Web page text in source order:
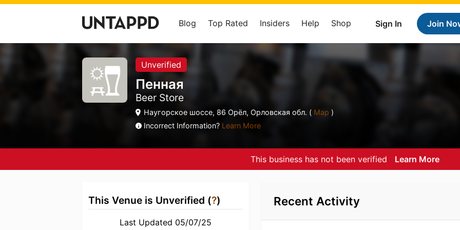
Sign In Join
Blog Top Rated Insiders Help Shop
Unverified
Пенная
Beer Store
Наугорское шоссе, 86 Орёл, Орловская обл. ( Map )
Incorrect Information? Learn More
This business has not been verified Learn More
This Venue is Unverified (?)
Last Updated 05/07/25
Recent Activity